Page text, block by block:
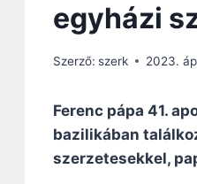
egyházi
Szerző: szerk 2023.
Ferenc pápa 41.
bazilikában
szerzetesekkel,